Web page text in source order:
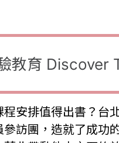
教育 Discover
程安排值得出書？台
參訪團，造就了成功